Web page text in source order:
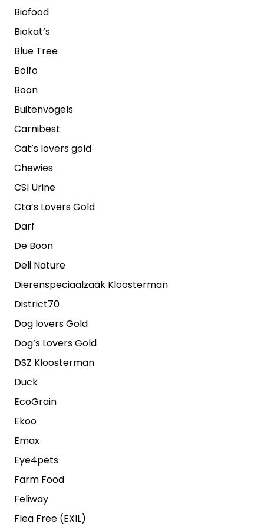
Biofood
Biokat’s
Blue Tree
Bolfo
Boon
Buitenvogels
Carnibest
Cat’s lovers gold
Chewies
CSI Urine
Cta’s Lovers Gold
Darf
De Boon
Deli Nature
Dierenspeciaalzaak Kloosterman
District70
Dog lovers Gold
Dog’s Lovers Gold
DSZ Kloosterman
Duck
EcoGrain
Ekoo
Emax
Eye4pets
Farm Food
Feliway
Flea Free (EXIL)